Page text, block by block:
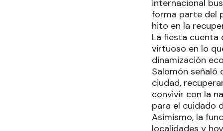
internacional
forma parte del
hito en la
La fiesta cuenta
virtuoso en lo
dinamización
Salomón señaló
ciudad,
convivir con la
para el cuidado
Asimismo, la
localidades y